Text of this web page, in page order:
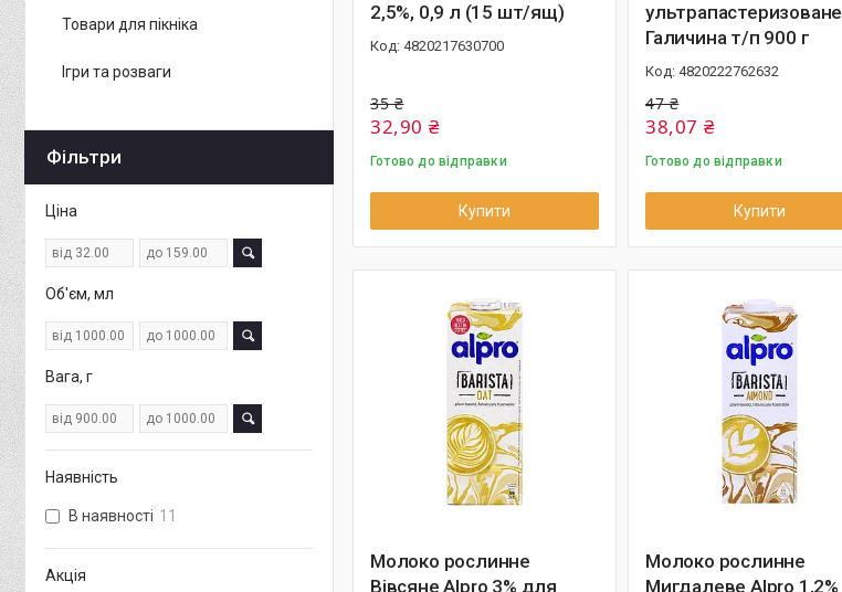
2,5%, 0,9 л (15 шт/ящ)
4820217630700
35 ₴
32,90 ₴
Готово до відправки
Купити
ультрапастеризоване
Галичина т/п 900 г
4820222762632
47 ₴
38,07 ₴
Готово до відправки
Купити
Молоко рослинне
Вівсяне Alpro 3% для
Молоко рослинне
Мигдалеве Alpro 1,2%
Товари для пікніка
Ігри та розваги
Фільтри
Ціна
Об'єм, мл
Вага, г
Наявність
В наявності 11
Акція